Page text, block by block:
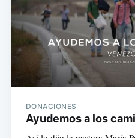
DONACIONES
Ayudemos a los